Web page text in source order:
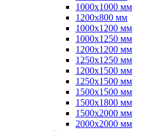
1000х1000 мм
1200х800 мм
1000х1200 мм
1000х1250 мм
1200х1200 мм
1250х1250 мм
1200х1500 мм
1250х1500 мм
1500х1500 мм
1500х1800 мм
1500х2000 мм
2000х2000 мм